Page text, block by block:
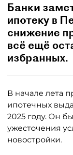
Банки
ипотеку в
снижение
всё ещё
избранных.
В начале лета
ипотечных
2025 году. Он
ужесточения
новостройки.